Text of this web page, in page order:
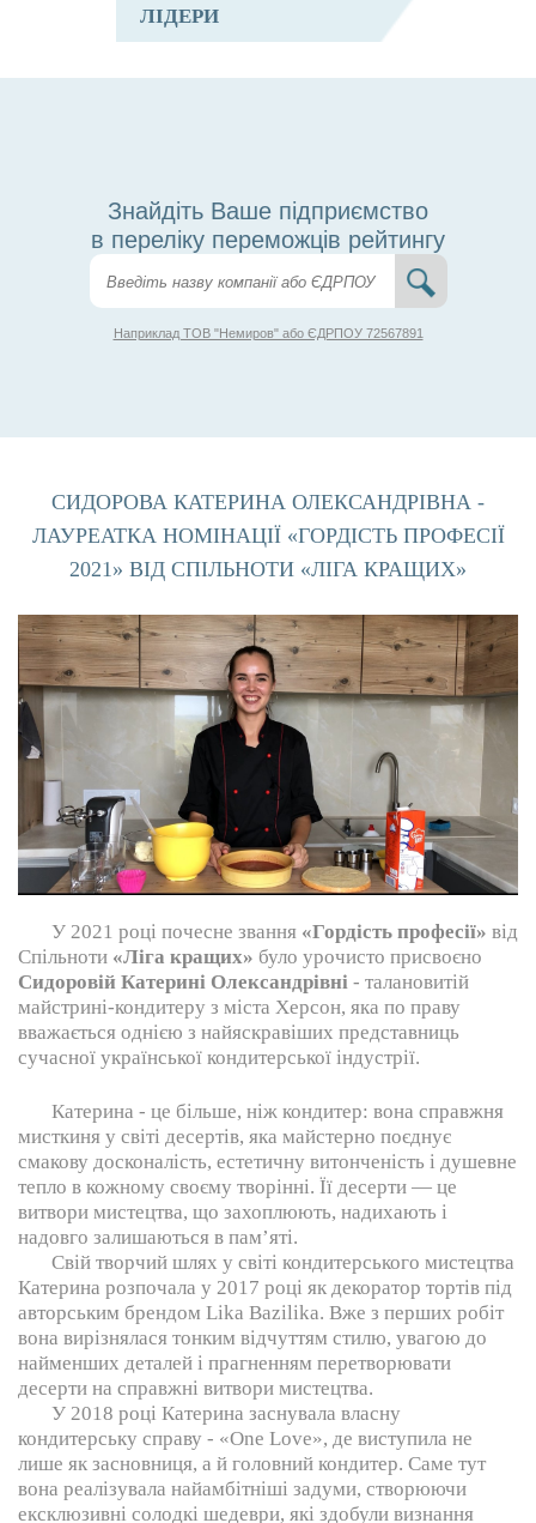
ЛІДЕРИ
Знайдіть Ваше підприємство
в переліку переможців рейтингу
Наприклад ТОВ "Немиров" або ЄДРПОУ 72567891
СИДОРОВА КАТЕРИНА ОЛЕКСАНДРІВНА -
ЛАУРЕАТКА НОМІНАЦІЇ «ГОРДІСТЬ ПРОФЕСІЇ
2021» ВІД СПІЛЬНОТИ «ЛІГА КРАЩИХ»
У 2021 році почесне звання «Гордість професії» від
Спільноти «Ліга кращих» було урочисто присвоєно
Сидоровій Катерині Олександрівні - талановитій
майстрині-кондитеру з міста Херсон, яка по праву
вважається однією з найяскравіших представниць
сучасної української кондитерської індустрії.
Катерина - це більше, ніж кондитер: вона справжня
мисткиня у світі десертів, яка майстерно поєднує
смакову досконалість, естетичну витонченість і душевне
тепло в кожному своєму творінні. Її десерти — це
витвори мистецтва, що захоплюють, надихають і
надовго залишаються в пам’яті.
Свій творчий шлях у світі кондитерського мистецтва
Катерина розпочала у 2017 році як декоратор тортів під
авторським брендом Lika Bazilika. Вже з перших робіт
вона вирізнялася тонким відчуттям стилю, увагою до
найменших деталей і прагненням перетворювати
десерти на справжні витвори мистецтва.
У 2018 році Катерина заснувала власну
кондитерську справу - «One Love», де виступила не
лише як засновниця, а й головний кондитер. Саме тут
вона реалізувала найамбітніші задуми, створюючи
ексклюзивні солодкі шедеври, які здобули визнання